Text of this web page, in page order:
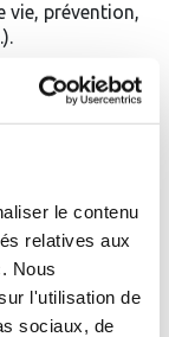
le contenu
relatives aux
Nous
l'utilisation de
sociaux, de
vie, prévention,
une
par 26% des
eux…
avoir
dans la
des cures